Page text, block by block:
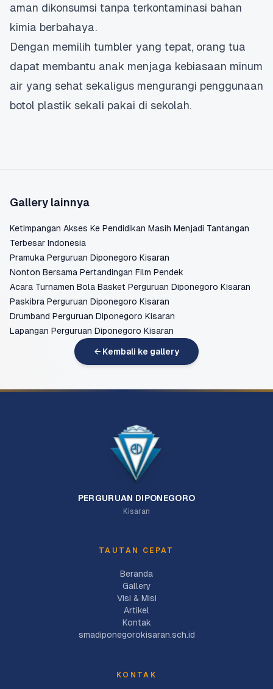
aman dikonsumsi tanpa terkontaminasi bahan
kimia berbahaya.
Dengan memilih tumbler yang tepat, orang tua
dapat membantu anak menjaga kebiasaan minum
air yang sehat sekaligus mengurangi penggunaan
botol plastik sekali pakai di sekolah.
Gallery lainnya
Ketimpangan Akses Ke Pendidikan Masih Menjadi Tantangan
Terbesar Indonesia
Pramuka Perguruan Diponegoro Kisaran
Nonton Bersama Pertandingan Film Pendek
Acara Turnamen Bola Basket Perguruan Diponegoro Kisaran
Paskibra Perguruan Diponegoro Kisaran
Drumband Perguruan Diponegoro Kisaran
Lapangan Perguruan Diponegoro Kisaran
← Kembali ke gallery
PERGURUAN DIPONEGORO
Kisaran
TAUTAN CEPAT
Beranda
Gallery
Visi & Misi
Artikel
Kontak
smadiponegorokisaran.sch.id
KONTAK